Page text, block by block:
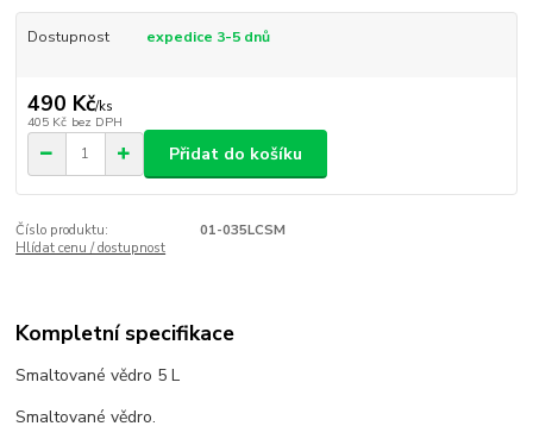
Dostupnost expedice 3-5 dnů
490 Kč/ks
405 Kč bez DPH
Přidat do košíku
Číslo produktu:
01-035LCSM
Hlídat cenu / dostupnost
Kompletní specifikace
Smaltované vědro 5 L
Smaltované vědro.